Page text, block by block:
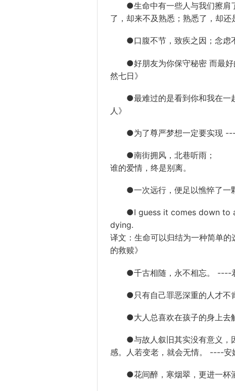
●生命中有一些人与我们擦肩了
了，却来不及熟悉；熟悉了，却还
●口腹不节，致疾之因；念虑不
●好朋友为你保守秘密 而最好
然七日》
●最难过的是看到你和我在一
人》
●为了尊严梦想一定要实现 ----
●南街拥风，北巷听雨；
谁的爱情，终是别离。
●一次远行，便足以憔悴了一颗
●I guess it comes down to a
dying.
译文：生命可以归结为一种简单
的救赎》
●千古相随，永不相忘。 ----君
●只有自己罪恶深重的人才不肯
●大人总喜欢在孩子的身上去
●与故人叙旧其实没有意义，因
感。人若变老，就会无情。 ----安
●花间醉，寒烟翠，更进一杯酒